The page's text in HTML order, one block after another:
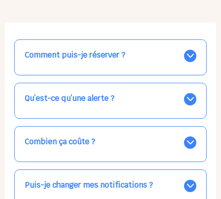
Comment puis-je réserver ?
Nos places libres au quotidien sont affichées jour par
jour dans le calendrier ci-dessus, EN BLEU. Tapez sur
celle qui vous intéresse, choisissez vos horaires, et la
confirmation est immédiate ! Vos accueils
Qu’est-ce qu’une alerte ?
Vous avez besoin d'une solution d'accueil pour une
date précise, ou pour un jour régulier dans la semaine,
mais les places disponibles EN BLEU ne correspondent
pas ? Créez une alerte ponctuelle ou récurrente, ainsi
Combien ça coûte ?
Votre accueil est normalement facturé par la direction
de la crèche, en fin de mois, selon votre taux horaire
habituel. N'hésitez pas à confirmer directement avec
l'équipe lors de la prochaine visite !
Puis-je changer mes notifications ?